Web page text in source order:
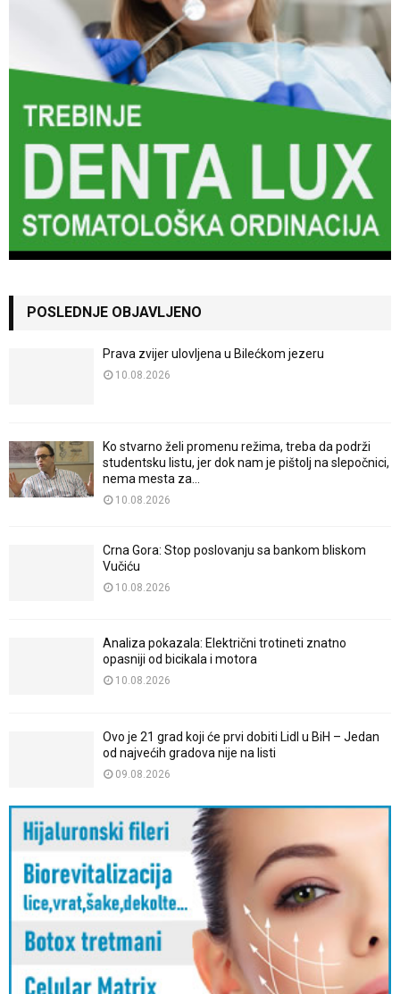
POSLEDNJE OBJAVLJENO
Prava zvijer ulovljena u Bilećkom jezeru
10.08.2026
Ko stvarno želi promenu režima, treba da podrži
studentsku listu, jer dok nam je pištolj na slepočnici,
nema mesta za...
10.08.2026
Crna Gora: Stop poslovanju sa bankom bliskom
Vučiću
10.08.2026
Analiza pokazala: Električni trotineti znatno
opasniji od bicikala i motora
10.08.2026
Ovo je 21 grad koji će prvi dobiti Lidl u BiH – Jedan
od najvećih gradova nije na listi
09.08.2026